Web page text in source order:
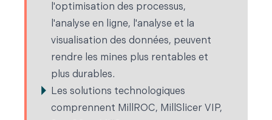
l'optimisation des processus,
l'analyse en ligne, l'analyse et la
visualisation des données, peuvent
rendre les mines plus rentables et
plus durables.
Les solutions technologiques
comprennent MillROC, MillSlicer VIP,